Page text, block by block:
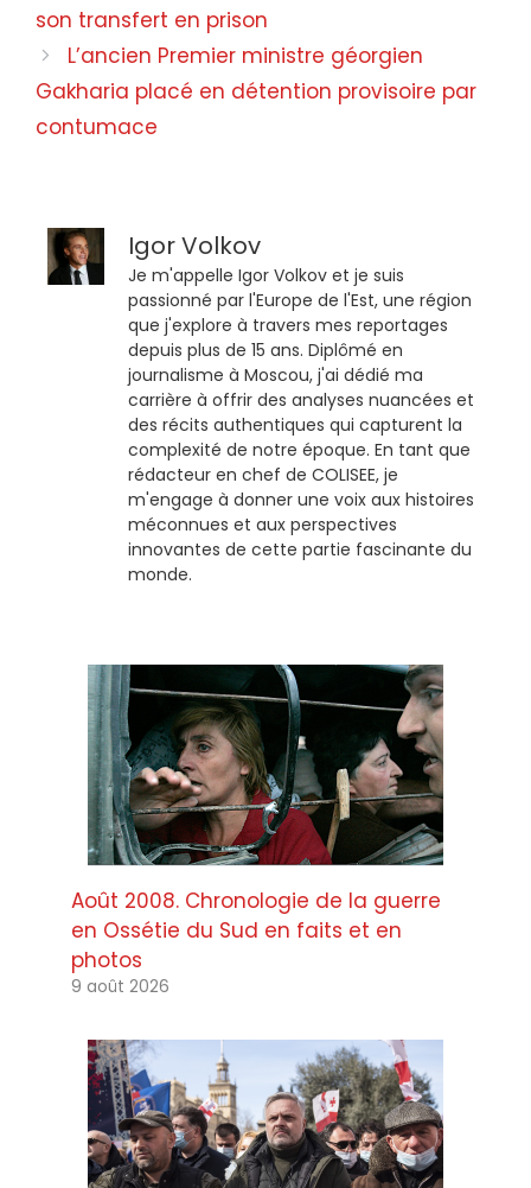
son transfert en prison
L’ancien Premier ministre géorgien
Gakharia placé en détention provisoire par
contumace
Igor Volkov
Je m'appelle Igor Volkov et je suis
passionné par l'Europe de l'Est, une région
que j'explore à travers mes reportages
depuis plus de 15 ans. Diplômé en
journalisme à Moscou, j'ai dédié ma
carrière à offrir des analyses nuancées et
des récits authentiques qui capturent la
complexité de notre époque. En tant que
rédacteur en chef de COLISEE, je
m'engage à donner une voix aux histoires
méconnues et aux perspectives
innovantes de cette partie fascinante du
monde.
Août 2008. Chronologie de la guerre
en Ossétie du Sud en faits et en
photos
9 août 2026